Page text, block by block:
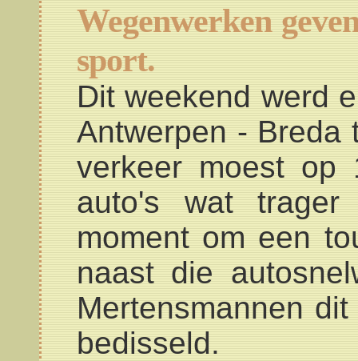
Wegenwerken
sport.
Dit weekend werd
Antwerpen - Breda
verkeer moest op
auto's wat trager
moment om een
naast die
Mertensmannen
bedisseld.